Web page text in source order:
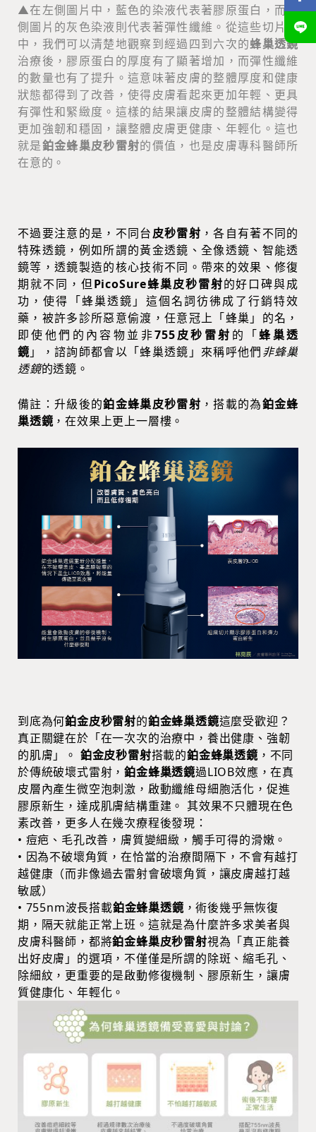
▲在左側圖片中，藍色的染液代表著膠原蛋白，而右
側圖片的灰色染液則代表著彈性纖維。從這些切片圖
中，我們可以清楚地觀察到經過四到六次的蜂巢透鏡
治療後，膠原蛋白的厚度有了顯著增加，而彈性纖維
的數量也有了提升。這意味著皮膚的整體厚度和健康
狀態都得到了改善，使得皮膚看起來更加年輕、更具
有彈性和緊緻度。這樣的結果讓皮膚的整體結構變得
更加強韌和穩固，讓整體皮膚更健康、年輕化。這也
就是鉑金蜂巢皮秒雷射的價值，也是皮膚專科醫師所
在意的。
不過要注意的是，不同台皮秒雷射 ，各自有著不同的
特殊透鏡，例如所謂的黃金透鏡、全像透鏡、智能透
鏡等，透鏡製造的核心技術不同。帶來的效果、修復
期就不同，但PicoSure蜂巢皮秒雷射的好口碑與成
功，使得「蜂巢透鏡」這個名詞彷彿成了行銷特效
藥，被許多診所惡意偷渡，任意冠上「蜂巢」的名，
即使他們的內容物並非755皮秒雷射 的「蜂巢透
鏡」，諮詢師都會以「蜂巢透鏡」來稱呼他們非蜂巢
透鏡的透鏡。
備註：升級後的鉑金蜂巢皮秒雷射 ，搭載的為鉑金蜂
巢透鏡，在效果上更上一層樓。
到底為何鉑金皮秒雷射的鉑金蜂巢透鏡這麼受歡迎？
真正關鍵在於「在一次次的治療中，養出健康、強韌
的肌膚」。 鉑金皮秒雷射搭載的鉑金蜂巢透鏡，不同
於傳統破壞式雷射，鉑金蜂巢透鏡過LIOB效應，在真
皮層內產生微空泡刺激，啟動纖維母細胞活化，促進
膠原新生，達成肌膚結構重建。 其效果不只體現在色
素改善，更多人在幾次療程後發現：
• 痘疤、毛孔改善，膚質變細緻，觸手可得的滑嫩。
• 因為不破壞角質，在恰當的治療間隔下，不會有越打
越健康（而非像過去雷射會破壞角質，讓皮膚越打越
敏感）
• 755nm波長搭載鉑金蜂巢透鏡，術後幾乎無恢復
期，隔天就能正常上班。這就是為什麼許多求美者與
皮膚科醫師，都將鉑金蜂巢皮秒雷射視為「真正能養
出好皮膚」的選項，不僅僅是所謂的除斑、縮毛孔、
除細紋，更重要的是啟動修復機制、膠原新生，讓膚
質健康化、年輕化。